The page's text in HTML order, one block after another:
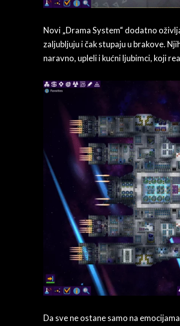
Novi „Drama System“ dodatno
zaljubljuju i čak stupaju u brakove.
naravno, upleli i kućni ljubimci, koji
Da sve ne ostane samo na